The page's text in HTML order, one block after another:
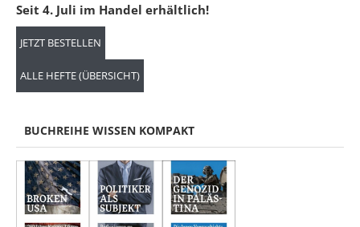
Seit 4. Juli im Handel erhältlich!
JETZT BESTELLEN
ALLE HEFTE (ÜBERSICHT)
BUCHREIHE WISSEN KOMPAKT